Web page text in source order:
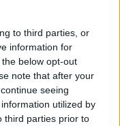
to third parties, or
information for
below opt-out
note that after your
seeing
utilized by
third parties prior to